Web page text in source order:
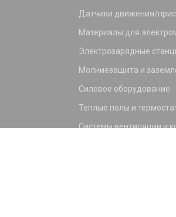
Датчики движения/
Материалы для
Электрозарядные
Молниезащита и
Силовое оборудование
Теплые полы и
Системы вентиляции и